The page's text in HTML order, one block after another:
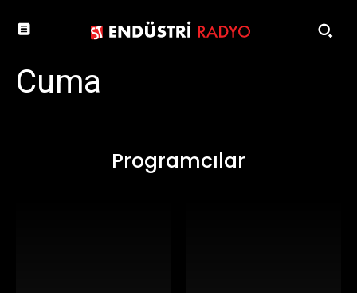
Cuma
Programcılar